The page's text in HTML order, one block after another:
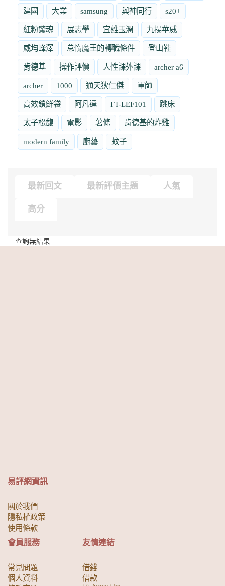
建國 大業 samsung 與神同行 s20+
紅粉驚魂 展志學 宜雄玉潤 九揚華威
威均峰澤 怠惰魔王的轉職條件 登山鞋
肯德基 操作評價 人性課外課 archer a6
archer 1000 通天狄仁傑 軍師
高效鎖鮮袋 阿凡達 FT-LEF101 跳床
太子松馥 電影 薯條 肯德基的炸雞
modern family 廚藝 蚊子
最新回文 最新評價主題 人氣
高分
查詢無結果
易評網資訊
關於我們
隱私權政策
使用條款
會員服務
常見問題
個人資料
友情連結
借錢
借款